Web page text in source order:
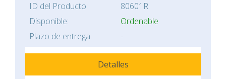
ID del Producto:
80601R
Disponible:
Ordenable
Plazo de entrega:
-
Detalles